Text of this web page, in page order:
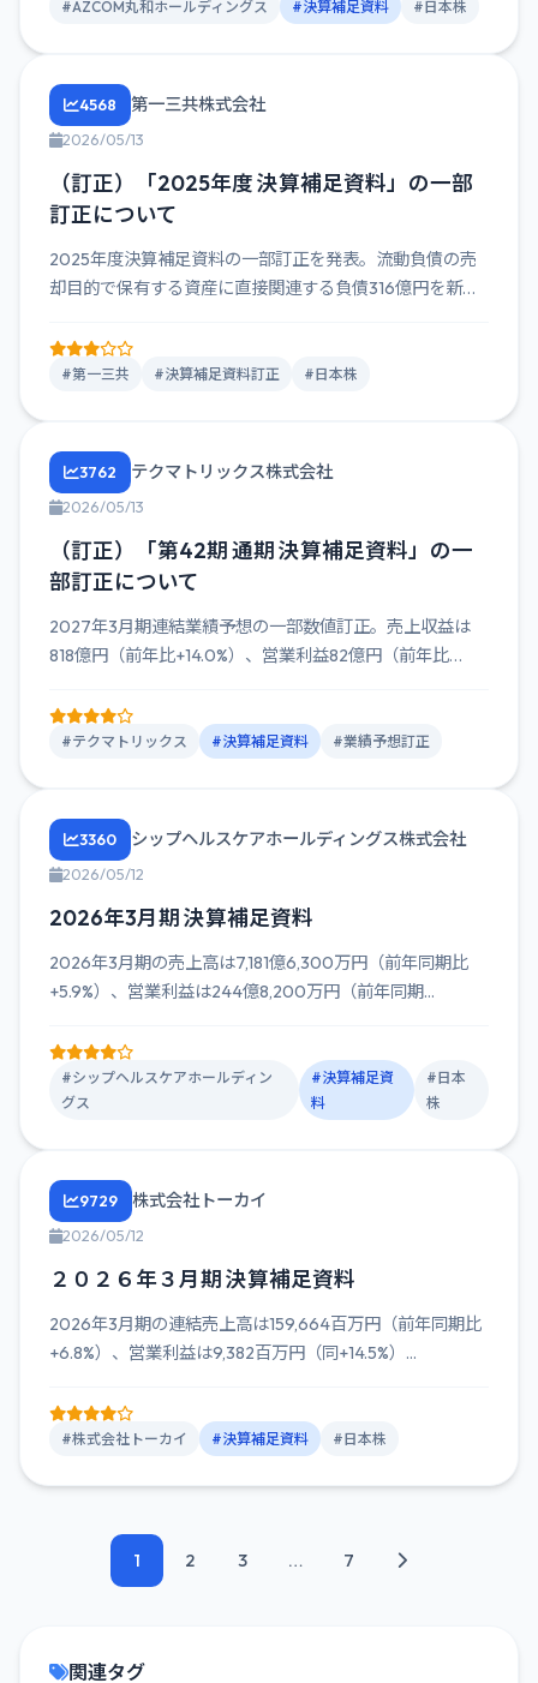
#AZCOM丸和ホールディングス #決算補足資料 #日本株
4568 第一三共株式会社
2026/05/13
（訂正）「2025年度 決算補足資料」の一部
訂正について
2025年度決算補足資料の一部訂正を発表。流動負債の売
却目的で保有する資産に直接関連する負債316億円を新た
#第一三共 #決算補足資料訂正 #日本株
3762 テクマトリックス株式会社
2026/05/13
（訂正）「第42期 通期 決算補足資料」の一
部訂正について
2027年3月期連結業績予想の一部数値訂正。売上収益は
818億円（前年比+14.0%）、営業利益82億円（前年比
#テクマトリックス #決算補足資料 #業績予想訂正
3360 シップヘルスケアホールディングス株式会社
2026/05/12
2026年3月期 決算補足資料
2026年3月期の売上高は7,181億6,300万円（前年同期比
+5.9%）、営業利益は244億8,200万円（前年同期...
#シップヘルスケアホールディン
グス
#決算補足資
料
#日本
株
9729 株式会社トーカイ
2026/05/12
２０２６年３月期 決算補足資料
2026年3月期の連結売上高は159,664百万円（前年同期比
+6.8%）、営業利益は9,382百万円（同+14.5%）...
#株式会社トーカイ #決算補足資料 #日本株
1 2 3 … 7
関連タグ